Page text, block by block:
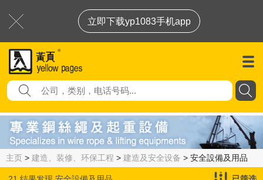
立即下载yp1083手机app
主页 > 建造、装修、环保工程 > 建造及安全设备 > 安全設備及用品